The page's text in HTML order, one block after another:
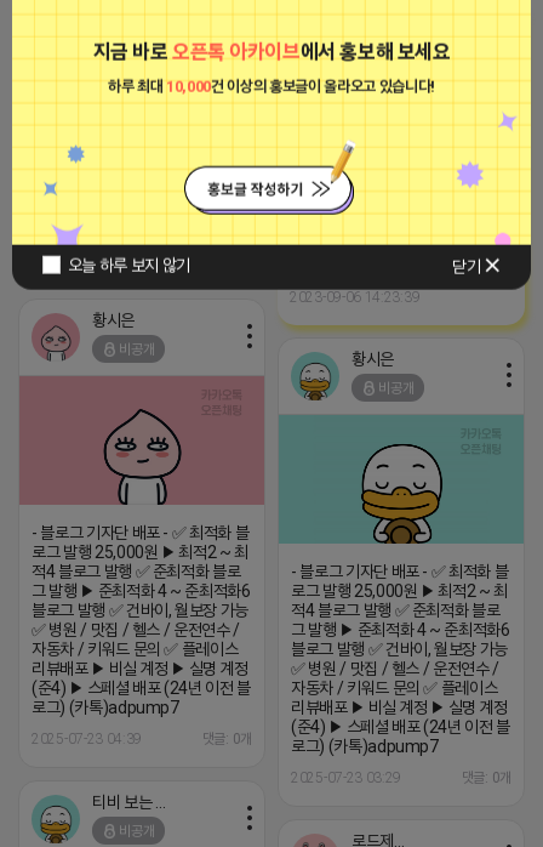
지금 바로오픈톡 아카이브에서 홍보해 보세요
하루 최대 10,000건 이상의 홍보글이 올라오고 있습니다!
오늘 하루 보지 않기 닫기
- 블로그 기자단 배포 - ✅ 최적화 블
로그 발행 25,000원 ▶ 최적2 ~ 최
적4 블로그 발행 ✅ 준최적화 블로
그 발행 ▶ 준최적화 4 ~ 준최적화6
자동차 / 키워드 문의 ✅ 플레이스
리뷰배포 ▶ 비실 계정 ▶ 실명 계정
(준4) ▶ 스페셜 배포 (24년 이전 블
로그) (카톡)adpump7
2025-07-23 04:39 댓글: 0개
광고
[아이피몬스터] 전국 최저가 마케팅
2023-09-06 14:23:39
황시은
비공개
- 블로그 기자단 배포 - ✅ 최적화 블
로그 발행 25,000원 ▶ 최적2 ~ 최
적4 블로그 발행 ✅ 준최적화 블로
그 발행 ▶ 준최적화 4 ~ 준최적화6
블로그 발행 ✅ 건바이, 월보장 가능
✅ 병원 / 맛집 / 헬스 / 운전연수 /
자동차 / 키워드 문의 ✅ 플레이스
리뷰배포 ▶ 비실 계정 ▶ 실명 계정
(준4) ▶ 스페셜 배포 (24년 이전 블
로그) (카톡)adpump7
2025-07-23 04:39 댓글: 0개
황시은
비공개
- 블로그 기자단 배포 - ✅ 최적화 블
로그 발행 25,000원 ▶ 최적2 ~ 최
적4 블로그 발행 ✅ 준최적화 블로
그 발행 ▶ 준최적화 4 ~ 준최적화6
블로그 발행 ✅ 건바이, 월보장 가능
✅ 병원 / 맛집 / 헬스 / 운전연수 /
자동차 / 키워드 문의 ✅ 플레이스
리뷰배포 ▶ 비실 계정 ▶ 실명 계정
(준4) ▶ 스페셜 배포 (24년 이전 블
로그) (카톡)adpump7
2025-07-23 03:29 댓글: 0개
비공개